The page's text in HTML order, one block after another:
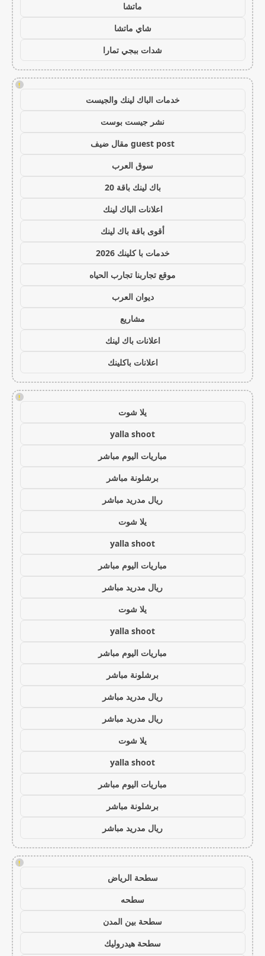
ماتشا
شاي ماتشا
شدات ببجي تمارا
!
خدمات الباك لينك والجيست
نشر جيست بوست
guest post مقال ضيف
سوق العرب
باك لينك باقة 20
اعلانات الباك لينك
أقوى باقة باك لينك
خدمات با كلينك 2026
موقع تجاربنا تجارب الحياه
ديوان العرب
مشاريع
اعلانات باك لينك
اعلانات باكلينك
!
يلا شوت
yalla shoot
مباريات اليوم مباشر
برشلونة مباشر
ريال مدريد مباشر
يلا شوت
yalla shoot
مباريات اليوم مباشر
ريال مدريد مباشر
يلا شوت
yalla shoot
مباريات اليوم مباشر
برشلونة مباشر
ريال مدريد مباشر
ريال مدريد مباشر
يلا شوت
yalla shoot
مباريات اليوم مباشر
برشلونة مباشر
ريال مدريد مباشر
!
سطحة الرياض
سطحه
سطحة بين المدن
سطحة هيدروليك